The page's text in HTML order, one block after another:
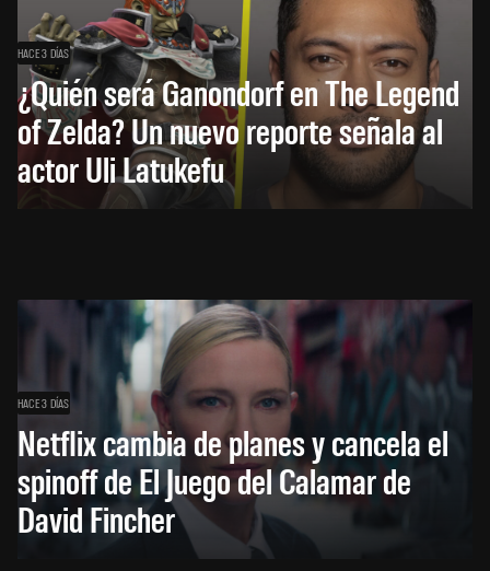
HACE 3 DÍAS
¿Quién será Ganondorf en The Legend
of Zelda? Un nuevo reporte señala al
actor Uli Latukefu
HACE 3 DÍAS
Netflix cambia de planes y cancela el
spinoff de El Juego del Calamar de
David Fincher